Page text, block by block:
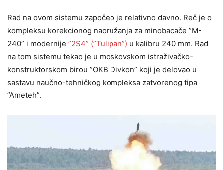
Rad na ovom sistemu započeo je relativno davno. Reč je o
kompleksu korekcionog naoružanja za minobacače ”M-
240” i modernije ”2S4” (”Tulipan”) u kalibru 240 mm. Rad
na tom sistemu tekao je u moskovskom istraživačko-
konstruktorskom birou ”OKB Divkon” koji je delovao u
sastavu naučno-tehničkog kompleksa zatvorenog tipa
”Ameteh”.